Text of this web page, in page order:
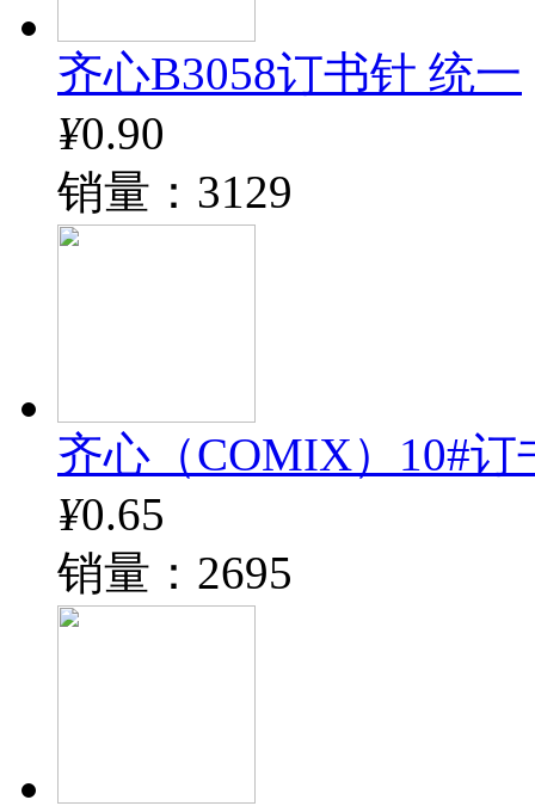
齐心B3058订书针 统一
¥0.90
销量：3129
齐心（COMIX）10#订
¥0.65
销量：2695